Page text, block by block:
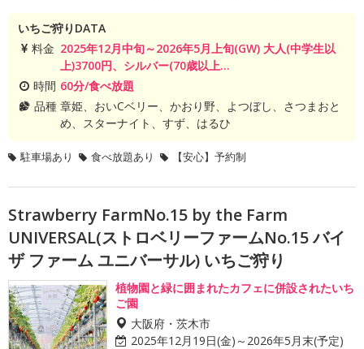
いちご狩りDATA
料金 2025年12月中旬～2026年5月上旬(GW) 大人(中学生以
上)3700円、シルバー(70歳以上...
時間 60分/食べ放題
品種 章姫、おいCベリー、かおり野、よつぼし、さつまおと
め、スターナイト、すず、はるひ
駐車場あり 食べ放題あり 【安心】予約制
Strawberry FarmNo.15 by the Farm
UNIVERSAL(ストロベリーファームNo.15 バイ
ザ ファーム ユニバーサル) いちご狩り
植物園と緑に囲まれたカフェに併設されたいち
ご園
大阪府・茨木市
2025年12月19日(金)～2026年5月末(予定)